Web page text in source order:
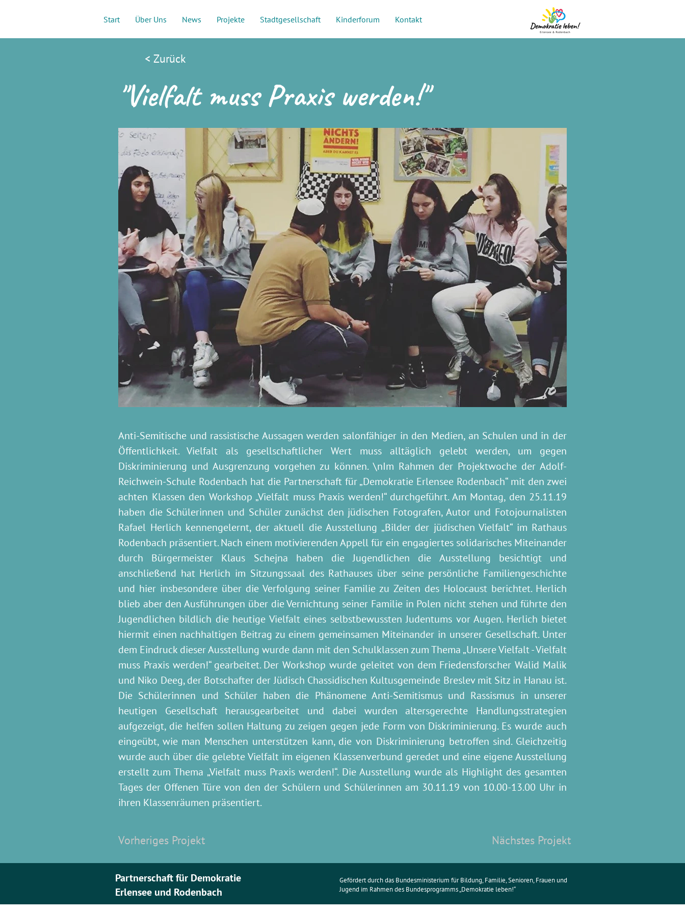
Start Über Uns News Projekte Stadtgesellschaft Kinderforum Kontakt
< Zurück
"Vielfalt muss Praxis werden!"
Anti-Semitische und rassistische Aussagen werden salonfähiger in den Medien, an Schulen und in der
Öffentlichkeit. Vielfalt als gesellschaftlicher Wert muss alltäglich gelebt werden, um gegen
Diskriminierung und Ausgrenzung vorgehen zu können. \nIm Rahmen der Projektwoche der Adolf-
Reichwein-Schule Rodenbach hat die Partnerschaft für „Demokratie Erlensee Rodenbach“ mit den zwei
achten Klassen den Workshop „Vielfalt muss Praxis werden!“ durchgeführt. Am Montag, den 25.11.19
haben die Schülerinnen und Schüler zunächst den jüdischen Fotografen, Autor und Fotojournalisten
Rafael Herlich kennengelernt, der aktuell die Ausstellung „Bilder der jüdischen Vielfalt“ im Rathaus
Rodenbach präsentiert. Nach einem motivierenden Appell für ein engagiertes solidarisches Miteinander
durch Bürgermeister Klaus Schejna haben die Jugendlichen die Ausstellung besichtigt und
anschließend hat Herlich im Sitzungssaal des Rathauses über seine persönliche Familiengeschichte
und hier insbesondere über die Verfolgung seiner Familie zu Zeiten des Holocaust berichtet. Herlich
blieb aber den Ausführungen über die Vernichtung seiner Familie in Polen nicht stehen und führte den
Jugendlichen bildlich die heutige Vielfalt eines selbstbewussten Judentums vor Augen. Herlich bietet
hiermit einen nachhaltigen Beitrag zu einem gemeinsamen Miteinander in unserer Gesellschaft. Unter
dem Eindruck dieser Ausstellung wurde dann mit den Schulklassen zum Thema „Unsere Vielfalt - Vielfalt
muss Praxis werden!“ gearbeitet. Der Workshop wurde geleitet von dem Friedensforscher Walid Malik
und Niko Deeg, der Botschafter der Jüdisch Chassidischen Kultusgemeinde Breslev mit Sitz in Hanau ist.
Die Schülerinnen und Schüler haben die Phänomene Anti-Semitismus und Rassismus in unserer
heutigen Gesellschaft herausgearbeitet und dabei wurden altersgerechte Handlungsstrategien
aufgezeigt, die helfen sollen Haltung zu zeigen gegen jede Form von Diskriminierung. Es wurde auch
eingeübt, wie man Menschen unterstützen kann, die von Diskriminierung betroffen sind. Gleichzeitig
wurde auch über die gelebte Vielfalt im eigenen Klassenverbund geredet und eine eigene Ausstellung
erstellt zum Thema „Vielfalt muss Praxis werden!“. Die Ausstellung wurde als Highlight des gesamten
Tages der Offenen Türe von den der Schülern und Schülerinnen am 30.11.19 von 10.00-13.00 Uhr in
ihren Klassenräumen präsentiert.
Vorheriges Projekt Nächstes Projekt
Partnerschaft für Demokratie
Erlensee und Rodenbach
Gefördert durch das Bundesministerium für Bildung, Familie, Senioren, Frauen und
Jugend im Rahmen des Bundesprogramms „Demokratie leben!“